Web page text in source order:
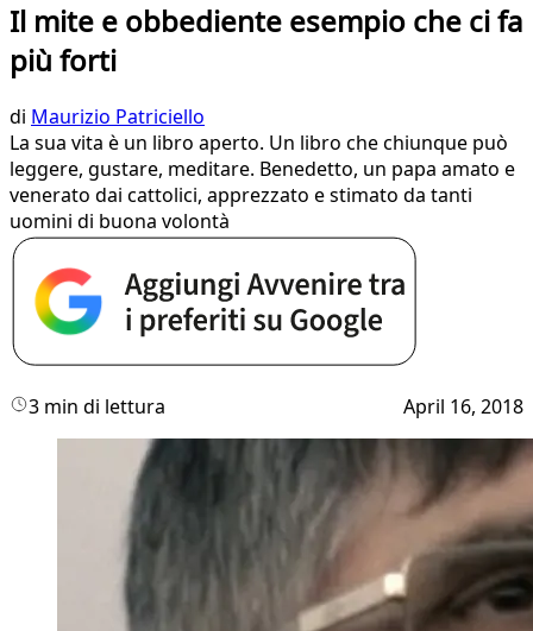
Il mite e obbediente esempio che ci fa
più forti
di Maurizio Patriciello
La sua vita è un libro aperto. Un libro che chiunque può
leggere, gustare, meditare. Benedetto, un papa amato e
venerato dai cattolici, apprezzato e stimato da tanti
uomini di buona volontà
3 min di lettura April 16, 2018